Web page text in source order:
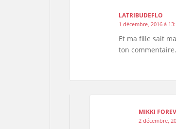
LATRIBUDEFLO
1 décembre, 2016 à
Et ma fille sait
ton commentaire.
MIKKI
2 décembre,